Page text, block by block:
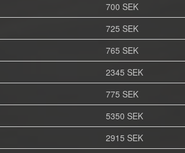
700 SEK
725 SEK
765 SEK
2345 SEK
775 SEK
5350 SEK
2915 SEK